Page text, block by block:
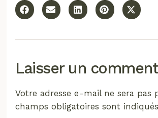
Laisser un
Votre adresse e-mail ne sera pas
champs obligatoires sont